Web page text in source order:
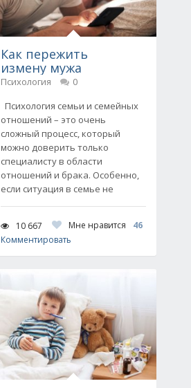
Как пережить
измену мужа
Психология
0
Психология семьи и семейных
отношений – это очень
сложный процесс, который
можно доверить только
специалисту в области
отношений и брака. Особенно,
если ситуация в семье не
10 667 Мне нравится
46
Комментировать